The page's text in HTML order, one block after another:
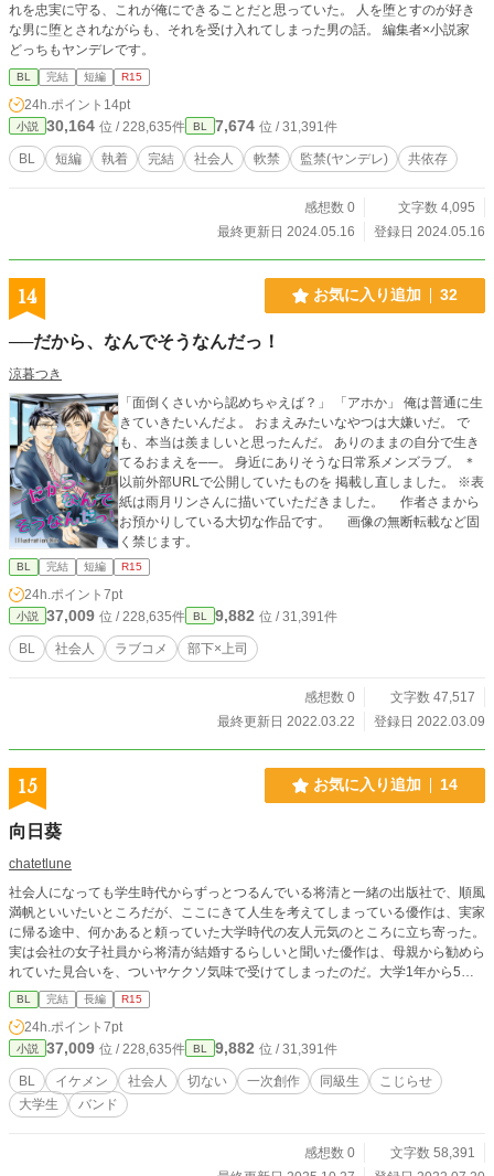
れを忠実に守る、これが俺にできることだと思っていた。 人を堕とすのが好き
な男に堕とされながらも、それを受け入れてしまった男の話。 編集者×小説家
どっちもヤンデレです。
BL 完結 短編 R15
24h.ポイント 14pt
小説 30,164 位 / 228,635件 BL 7,674 位 / 31,391件
BL 短編 執着 完結 社会人 軟禁 監禁(ヤンデレ) 共依存
感想数 0
文字数 4,095
最終更新日 2024.05.16
登録日 2024.05.16
14 お気に入り追加 32
──だから、なんでそうなんだっ！
涼暮つき
「面倒くさいから認めちゃえば？」 「アホか」 俺は普通に生
きていきたいんだよ。 おまえみたいなやつは大嫌いだ。 で
も、本当は羨ましいと思ったんだ。 ありのままの自分で生き
てるおまえを──。 身近にありそうな日常系メンズラブ。 ＊
以前外部URLで公開していたものを 掲載し直しました。 ※表
紙は雨月リンさんに描いていただきました。 作者さまから
お預かりしている大切な作品です。 画像の無断転載など固
く禁じます。
BL 完結 短編 R15
24h.ポイント 7pt
小説 37,009 位 / 228,635件 BL 9,882 位 / 31,391件
BL 社会人 ラブコメ 部下×上司
感想数 0
文字数 47,517
最終更新日 2022.03.22
登録日 2022.03.09
15 お気に入り追加 14
向日葵
chatetlune
社会人になっても学生時代からずっとつるんでいる将清と一緒の出版社で、順風
満帆といいたいところだが、ここにきて人生を考えてしまっている優作は、実家
に帰る途中、何かあると頼っていた大学時代の友人元気のところに立ち寄った。
実は会社の女子社員から将清が結婚するらしいと聞いた優作は、母親から勧めら
れていた見合いを、ついヤケクソ気味で受けてしまったのだ。大学1年から5年
以上の付き合いなのになかなか進展しないモテイケメン将清とこじらせ優作のエ
ピソード。
BL 完結 長編 R15
24h.ポイント 7pt
小説 37,009 位 / 228,635件 BL 9,882 位 / 31,391件
BL イケメン 社会人 切ない 一次創作 同級生
こじらせ
大学生
バンド
感想数 0
文字数 58,391